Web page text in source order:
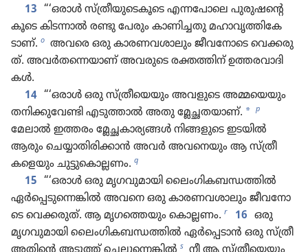
13 “‘ഒരാൾ സ്‌ത്രീ​യുടെ​കൂ​ടെ എന്നപോ​ലെ പുരു​ഷന്റെ​
കൂ​ടെ കിടന്നാൽ രണ്ടു പേരും കാണി​ച്ചതു മഹാവൃ​ത്തികേ​
ടാണ്‌. o അവരെ ഒരു കാരണ​വ​ശാ​ലും ജീവ​നോ​ടെ വെക്കരു​
ത്‌. അവർതന്നെ​യാണ്‌ അവരുടെ രക്തത്തിന്‌ ഉത്തരവാ​ദി​
കൾ.
14 “‘ഒരാൾ ഒരു സ്‌ത്രീയെ​യും അവളുടെ അമ്മയെ​യും
തനിക്കു​വേണ്ടി എടുത്താൽ അതു മ്ലേച്ഛത​യാണ്‌. * p
മേലാൽ ഇത്തരം മ്ലേച്ഛകാ​ര്യ​ങ്ങൾ നിങ്ങളു​ടെ ഇടയിൽ
ആരും ചെയ്യാ​തി​രി​ക്കാൻ അവർ അവനെ​യും ആ സ്‌ത്രീ​
കളെ​യും ചുട്ടുകൊ​ല്ലണം. q
15 “‘ഒരാൾ ഒരു മൃഗവു​മാ​യി ലൈം​ഗി​ക​ബ​ന്ധ​ത്തിൽ
ഏർപ്പെ​ടുന്നെ​ങ്കിൽ അവനെ ഒരു കാരണ​വ​ശാ​ലും ജീവ​നോ​
ടെ വെക്കരു​ത്‌. ആ മൃഗ​ത്തെ​യും കൊല്ലണം. r 16 ഒരു
മൃഗവു​മാ​യി ലൈം​ഗി​ക​ബ​ന്ധ​ത്തിൽ ഏർപ്പെ​ടാൻ ഒരു സ്‌ത്രീ
s